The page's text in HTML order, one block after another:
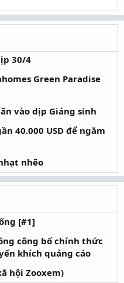
30/4
Green Paradise
vào dịp Giáng sinh
40.000 USD để ngắm
nhẽo
[#1]
công bố chính thức
khích quảng cáo
hội Zooxem)